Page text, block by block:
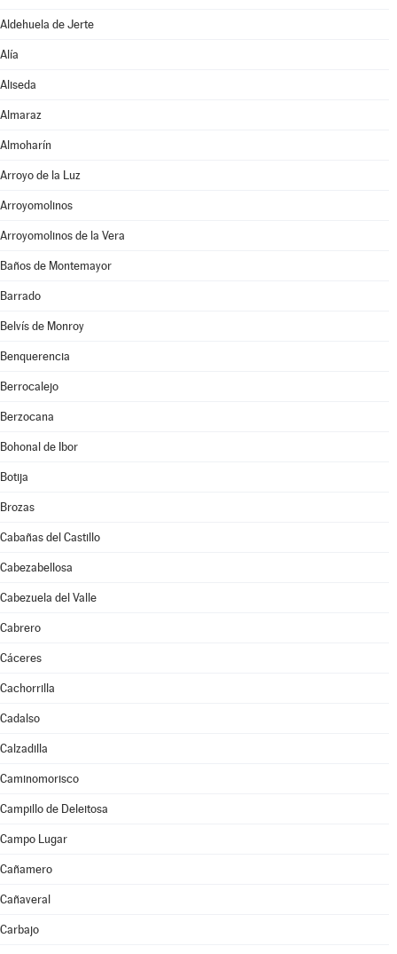
Aldehuela de Jerte
Alía
Aliseda
Almaraz
Almoharín
Arroyo de la Luz
Arroyomolinos
Arroyomolinos de la Vera
Baños de Montemayor
Barrado
Belvís de Monroy
Benquerencia
Berrocalejo
Berzocana
Bohonal de Ibor
Botija
Brozas
Cabañas del Castillo
Cabezabellosa
Cabezuela del Valle
Cabrero
Cáceres
Cachorrilla
Cadalso
Calzadilla
Caminomorisco
Campillo de Deleitosa
Campo Lugar
Cañamero
Cañaveral
Carbajo